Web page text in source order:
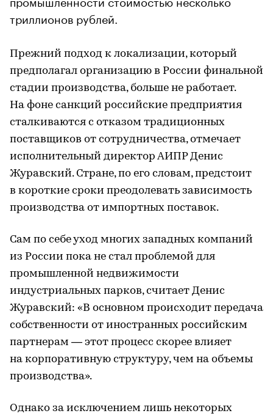
триллионов рублей.
Прежний подход к локализации, который
предполагал организацию в России финальной
стадии производства, больше не работает.
На фоне санкций российские предприятия
сталкиваются с отказом традиционных
поставщиков от сотрудничества, отмечает
исполнительный директор АИПР Денис
Журавский. Стране, по его словам, предстоит
в короткие сроки преодолевать зависимость
производства от импортных поставок.
Сам по себе уход многих западных компаний
из России пока не стал проблемой для
промышленной недвижимости
индустриальных парков, считает Денис
Журавский: «В основном происходит передача
собственности от иностранных российским
партнерам — этот процесс скорее влияет
на корпоративную структуру, чем на объемы
производства».
Однако за исключением лишь некоторых